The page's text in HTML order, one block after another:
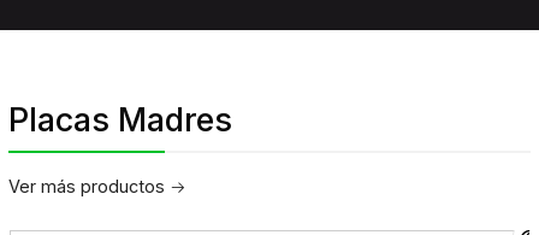
Placas Madres
Ver más productos